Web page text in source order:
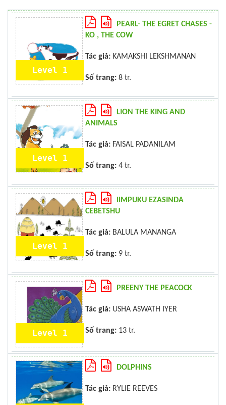
Level 1
PEARL- THE EGRET CHASES -
KO , THE COW
Tác giả: KAMAKSHI LEKSHMANAN
Số trang: 8 tr.
Level 1
LION THE KING AND
ANIMALS
Tác giả: FAISAL PADANILAM
Số trang: 4 tr.
Level 1
IIMPUKU EZASINDA
CEBETSHU
Tác giả: BALULA MANANGA
Số trang: 9 tr.
Level 1
PREENY THE PEACOCK
Tác giả: USHA ASWATH IYER
Số trang: 13 tr.
DOLPHINS
Tác giả: RYLIE REEVES